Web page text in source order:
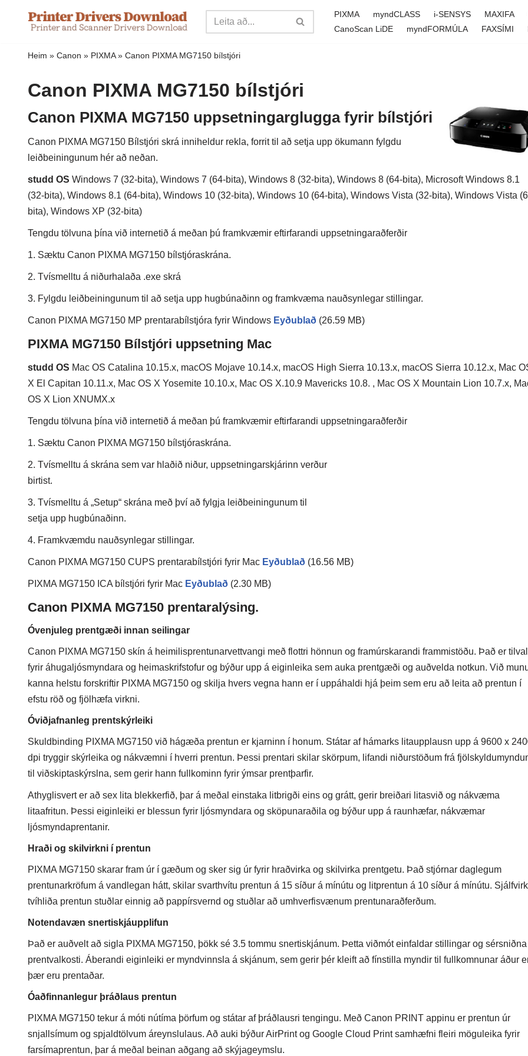
Sleppa
PIXMA myndCLASS i-SENSYS MAXIFA
CanoScan LiDE
myndFORMÚLA FAXSÍMI
Heim » Canon » PIXMA» Canon PIXMA MG7150 bílstjóri
Canon PIXMA MG7150 bílstjóri
Canon PIXMA MG7150 uppsetningarglugga fyrir bílstjóri
Canon PIXMA MG7150 Bílstjóri skrá inniheldur rekla, forrit til að setja upp ökumann fylgdu
leiðbeiningunum hér að neðan.
studd OS Windows 7 (32-bita), Windows 7 (64-bita), Windows 8 (32-bita), Windows 8 (64-bita), Microsoft Windows 8.1
(32-bita), Windows 8.1 (64-bita), Windows 10 (32-bita), Windows 10 (64-bita), Windows Vista (32-bita), Windows Vista
bita), Windows XP (32-bita)
Tengdu tölvuna þína við internetið á meðan þú framkvæmir eftirfarandi uppsetningaraðferðir
1. Sæktu Canon PIXMA MG7150 bílstjóraskrána.
2. Tvísmelltu á niðurhalaða .exe skrá
3. Fylgdu leiðbeiningunum til að setja upp hugbúnaðinn og framkvæma nauðsynlegar stillingar.
Canon PIXMA MG7150 MP prentarabílstjóra fyrir Windows Eyðublað (26.59 MB)
PIXMA MG7150 Bílstjóri uppsetning Mac
studd OS Mac OS Catalina 10.15.x, macOS Mojave 10.14.x, macOS High Sierra 10.13.x, macOS Sierra 10.12.x, Mac
X El Capitan 10.11.x, Mac OS X Yosemite 10.10.x, Mac OS X.10.9 Mavericks 10.8. , Mac OS X Mountain Lion 10.7.x,
OS X Lion XNUMX.x
Tengdu tölvuna þína við internetið á meðan þú framkvæmir eftirfarandi uppsetningaraðferðir
1. Sæktu Canon PIXMA MG7150 bílstjóraskrána.
2. Tvísmelltu á skrána sem var hlaðið niður, uppsetningarskjárinn verður
birtist.
3. Tvísmelltu á „Setup“ skrána með því að fylgja leiðbeiningunum til
setja upp hugbúnaðinn.
4. Framkvæmdu nauðsynlegar stillingar.
Canon PIXMA MG7150 CUPS prentarabílstjóri fyrir Mac Eyðublað (16.56 MB)
PIXMA MG7150 ICA bílstjóri fyrir Mac Eyðublað (2.30 MB)
Canon PIXMA MG7150 prentaralýsing.
Óvenjuleg prentgæði innan seilingar
Canon PIXMA MG7150 skín á heimilisprentunarvettvangi með flottri hönnun og framúrskarandi frammistöðu. Það er
fyrir áhugaljósmyndara og heimaskrifstofur og býður upp á eiginleika sem auka prentgæði og auðvelda notkun. Við
kanna helstu forskriftir PIXMA MG7150 og skilja hvers vegna hann er í uppáhaldi hjá þeim sem eru að leita að prentun í
efstu röð og fjölhæfa virkni.
Óviðjafnanleg prentskýrleiki
Skuldbinding PIXMA MG7150 við hágæða prentun er kjarninn í honum. Státar af hámarks litaupplausn upp á 9600 x
dpi tryggir skýrleika og nákvæmni í hverri prentun. Þessi prentari skilar skörpum, lifandi niðurstöðum frá
til viðskiptaskýrslna, sem gerir hann fullkominn fyrir ýmsar prentþarfir.
Athyglisvert er að sex lita blekkerfið, þar á meðal einstaka litbrigði eins og grátt, gerir breiðari litasvið og nákvæma
litaafritun. Þessi eiginleiki er blessun fyrir ljósmyndara og sköpunaraðila og býður upp á raunhæfar, nákvæmar
ljósmyndaprentanir.
Hraði og skilvirkni í prentun
PIXMA MG7150 skarar fram úr í gæðum og sker sig úr fyrir hraðvirka og skilvirka prentgetu. Það stjórnar daglegum
prentunarkröfum á vandlegan hátt, skilar svarthvítu prentun á 15 síður á mínútu og litprentun á 10 síður á mínútu. Sjálfvirk
tvíhliða prentun stuðlar einnig að pappírsvernd og stuðlar að umhverfisvænum prentunaraðferðum.
Notendavæn snertiskjáupplifun
Það er auðvelt að sigla PIXMA MG7150, þökk sé 3.5 tommu snertiskjánum. Þetta viðmót einfaldar stillingar og sérsniðna
prentvalkosti. Áberandi eiginleiki er myndvinnsla á skjánum, sem gerir þér kleift að fínstilla myndir til fullkomnunar áður
þær eru prentaðar.
Óaðfinnanlegur þráðlaus prentun
PIXMA MG7150 tekur á móti nútíma þörfum og státar af þráðlausri tengingu. Með Canon PRINT appinu er prentun úr
snjallsímum og spjaldtölvum áreynslulaus. Að auki býður AirPrint og Google Cloud Print samhæfni fleiri möguleika fyrir
farsímaprentun, þar á meðal beinan aðgang að skýjageymslu.